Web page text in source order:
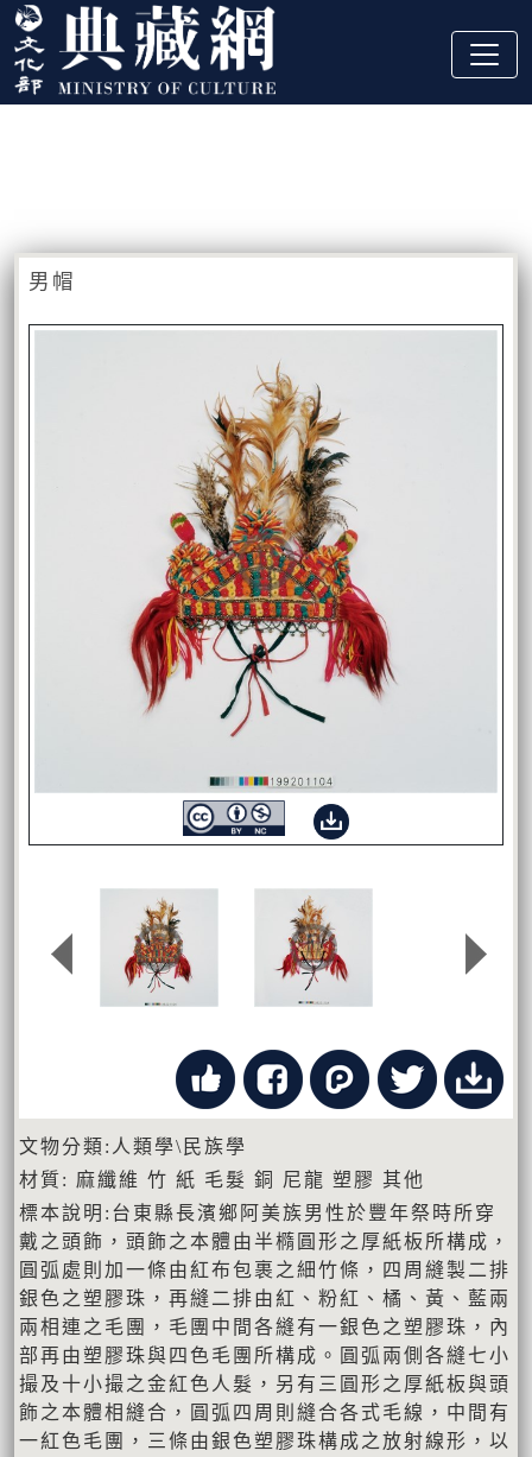
跳到主要內容
:::
男帽
文物分類:人類學\民族學
材質: 麻纖維 竹 紙 毛髮 銅 尼龍 塑膠 其他
標本說明:台東縣長濱鄉阿美族男性於豐年祭時所穿
戴之頭飾，頭飾之本體由半橢圓形之厚紙板所構成，
圓弧處則加一條由紅布包裹之細竹條，四周縫製二排
銀色之塑膠珠，再縫二排由紅、粉紅、橘、黃、藍兩
兩相連之毛團，毛團中間各縫有一銀色之塑膠珠，內
部再由塑膠珠與四色毛團所構成。圓弧兩側各縫七小
撮及十小撮之金紅色人髮，另有三圓形之厚紙板與頭
飾之本體相縫合，圓弧四周則縫合各式毛線，中間有
一紅色毛團，三條由銀色塑膠珠構成之放射線形，以